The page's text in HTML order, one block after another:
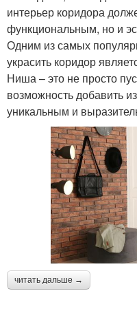
интерьер коридора
функциональным, но и
Одним из самых
украсить коридор
Ниша – это не просто
возможность добавить
уникальным и
читать дальше →